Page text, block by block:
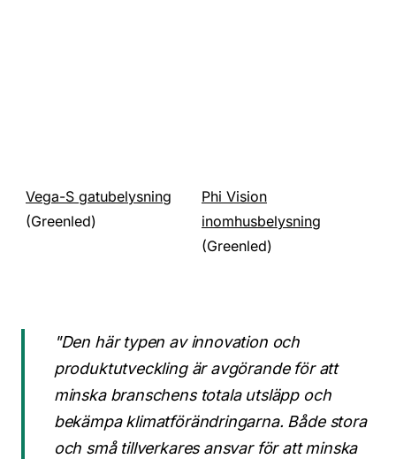
Vega-S gatubelysning
(Greenled)
Phi Vision
inomhusbelysning
(Greenled)
"Den här typen av innovation och
produktutveckling är avgörande för att
minska branschens totala utsläpp och
bekämpa klimatförändringarna. Både stora
och små tillverkares ansvar för att minska